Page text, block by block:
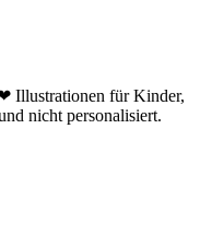
Illustrationen für Kinder,
nicht personalisiert.